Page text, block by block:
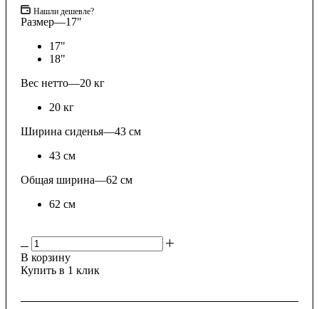
Нашли дешевле?
Размер—17"
17"
18"
Вес нетто—20 кг
20 кг
Ширина сиденья—43 см
43 см
Общая ширина—62 см
62 см
В корзину
Купить в 1 клик